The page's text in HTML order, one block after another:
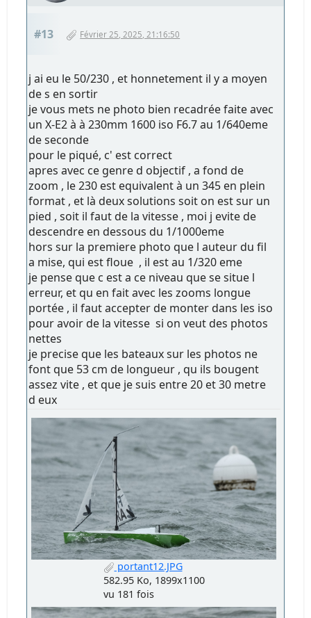
#13 Février 25, 2025, 21:16:50
j ai eu le 50/230 , et honnetement il y a moyen
de s en sortir
je vous mets ne photo bien recadrée faite avec
un X-E2 à à 230mm 1600 iso F6.7 au 1/640eme
de seconde
pour le piqué, c' est correct
apres avec ce genre d objectif , a fond de
zoom , le 230 est equivalent à un 345 en plein
format , et là deux solutions soit on est sur un
pied , soit il faut de la vitesse , moi j evite de
descendre en dessous du 1/1000eme
hors sur la premiere photo que l auteur du fil
a mise, qui est floue , il est au 1/320 eme
je pense que c est a ce niveau que se situe l
erreur, et qu en fait avec les zooms longue
portée , il faut accepter de monter dans les iso
pour avoir de la vitesse si on veut des photos
nettes
je precise que les bateaux sur les photos ne
font que 53 cm de longueur , qu ils bougent
assez vite , et que je suis entre 20 et 30 metre
d eux
portant12.JPG
582.95 Ko, 1899x1100
vu 181 fois